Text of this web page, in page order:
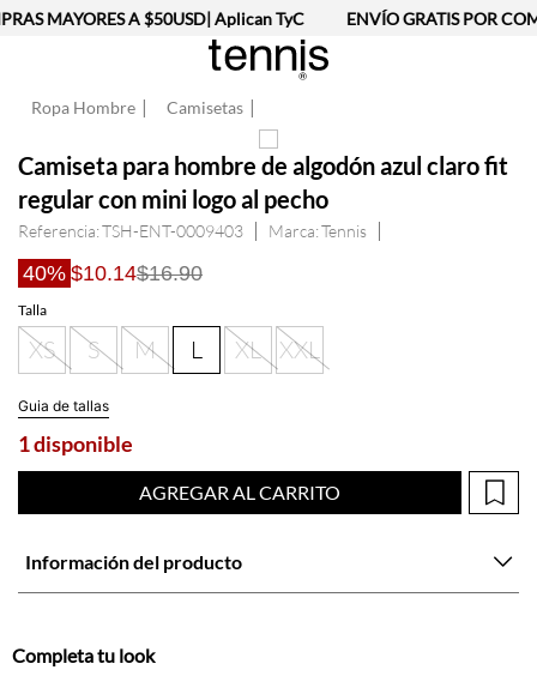
MAYORES A $50USD| Aplican TyC ENVÍO GRATIS POR
Ropa Hombre Camisetas
Camiseta para hombre de algodón azul claro fit
regular con mini logo al pecho
Referencia:TSH-ENT-0009403 Tennis
40% $10.14$16.90
Talla
XS S M L XL XXL
Guia de tallas
1 disponible
AGREGAR AL CARRITO
Información del producto
Completa tu look